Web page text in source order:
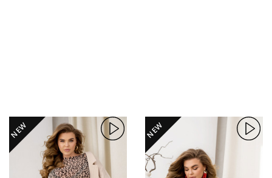
NEW NEW